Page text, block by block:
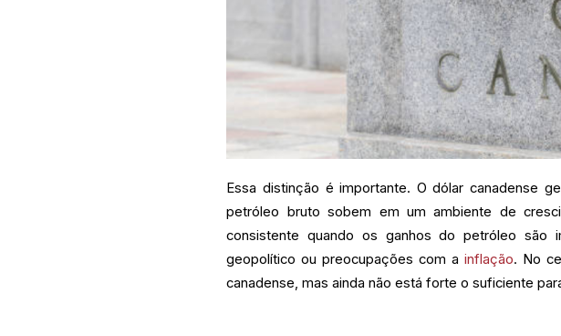
Essa distinção é importante. O dólar canadense
petróleo bruto sobem em um ambiente de
consistente quando os ganhos do petróleo são
geopolítico ou preocupações com a inflação. No
canadense, mas ainda não está forte o suficiente